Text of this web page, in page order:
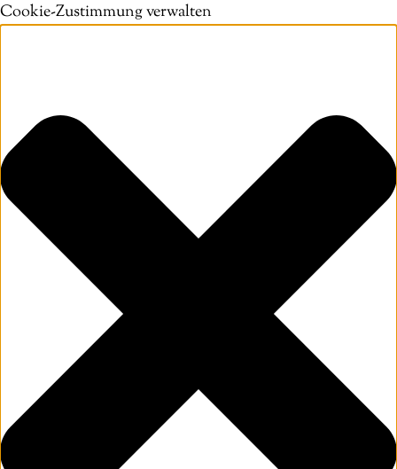
Cookie-Zustimmung verwalten